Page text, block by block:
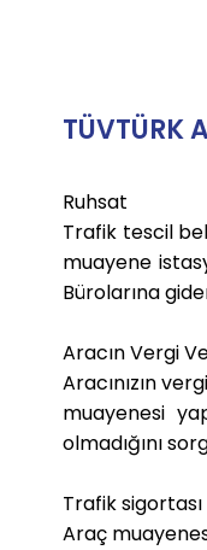
Ruhsat
Trafik tescil
muayene
Bürolarına
Aracın Vergi
Aracınızın
muayenesi
olmadığını
Trafik sigortası
Araç